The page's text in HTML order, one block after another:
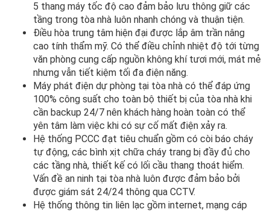
5 thang máy tốc độ cao đảm bảo lưu thông giữ các
tầng trong tòa nhà luôn nhanh chóng và thuận tiện.
Điều hòa trung tâm hiện đại được lắp âm trần nâng
cao tính thẩm mỹ. Có thể điều chỉnh nhiệt độ tới từng
văn phòng cung cấp nguồn không khí tươi mới, mát mẻ
nhưng vẫn tiết kiệm tối đa điện năng.
Máy phát điện dự phòng tại tòa nhà có thể đáp ứng
100% công suất cho toàn bộ thiết bị của tòa nhà khi
cần backup 24/7 nên khách hàng hoàn toàn có thể
yên tâm làm việc khi có sự cố mất điện xảy ra.
Hệ thống PCCC đạt tiêu chuẩn gồm có còi báo cháy
tự động, các bình xịt chữa cháy trang bị đầy đủ cho
các tầng nhà, thiết kế có lối cầu thang thoát hiểm.
Vấn đề an ninh tại tòa nhà luôn được đảm bảo bởi
được giám sát 24/24 thông qua CCTV.
Hệ thống thông tin liên lạc gồm internet, mạng cáp